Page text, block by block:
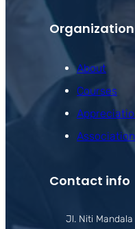
Organization
About
Courses
Association
Contact info
Jl. Niti